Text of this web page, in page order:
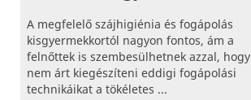
A megfelelő szájhigiénia és fogápolás
kisgyermekkortól nagyon fontos, ám a
felnőttek is szembesülhetnek azzal, hogy
nem árt kiegészíteni eddigi fogápolási
technikáikat a tökéletes ...